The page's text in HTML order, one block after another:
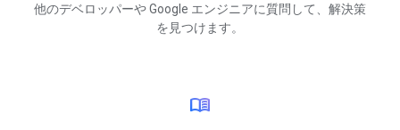
他のデベロッパーや Google エンジニアに質問して、解決策
を見つけます。
menu_book